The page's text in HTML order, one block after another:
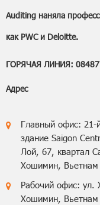
Auditing наняла
как PWC и Deloitte.
ГОРЯЧАЯ ЛИНИЯ:
Адрес
Главный офис: 21-
здание Saigon
Лой, 67, квартал
Хошимин, Вьетнам
Рабочий офис: ул.
Хошимин, Вьетнам